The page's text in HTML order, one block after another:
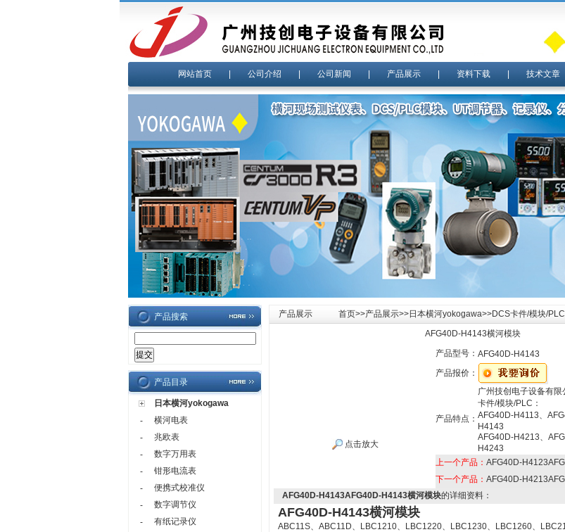
网站首页 公司介绍 公司新闻 产品展示 资料下载 技术文章
产品搜索
产品目录
日本横河yokogawa
-
横河电表
-
兆欧表
-
数字万用表
-
钳形电流表
-
便携式校准仪
-
数字调节仪
-
有纸记录仪
产品展示 首页>>产品展示>>日本横河yokogawa>>DCS卡件/模块/PLC
AFG40D-H4143横河模块
点击放大
产品型号： AFG40D-H4143
产品报价：
产品特点：
广州技创电子设备有
卡件/模块/PLC：
AFG40D-H4113、
H4143
AFG40D-H4213、
H4243
上一个产品： AFG40D-
下一个产品： AFG40D-
AFG40D-H4143AFG40D-H4143横河模块的详细资料：
AFG40D-H4143横河模块
ABC11S、ABC11D、LBC1210、LBC1220、LBC1230、LBC1260、